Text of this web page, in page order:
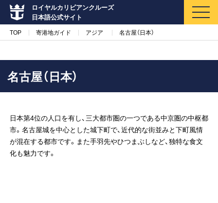
ロイヤルカリビアンクルーズ
日本語公式サイト
マイページ メルマガ登録
クルーズ検索
キャンペーン・特集
TOP 寄港地ガイド アジア 名古屋（日本）
名古屋（日本）
日本第4位の人口を有し、三大都市圏の一つである中京圏の中枢都
市。名古屋城を中心とした城下町で、近代的な街並みと下町風情
が混在する都市です。また手羽先やひつまぶしなど、独特な食文
化も魅力です。